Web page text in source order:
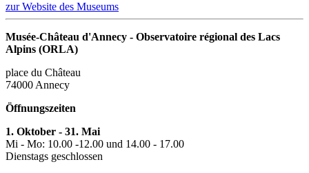
zur Website des Museums
Musée-Château d'Annecy - Observatoire régional des Lacs
Alpins (ORLA)
place du Château
74000 Annecy
Öffnungszeiten
1. Oktober - 31. Mai
Mi - Mo: 10.00 -12.00 und 14.00 - 17.00
Dienstags geschlossen